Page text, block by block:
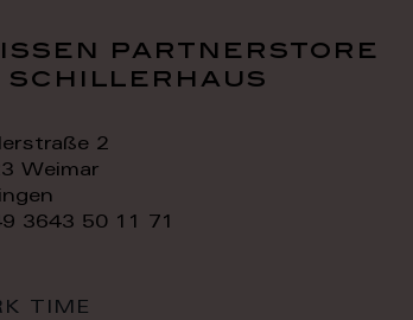
partnerstore
schillerhaus
2
Weimar
3643 50 11 71
TIME